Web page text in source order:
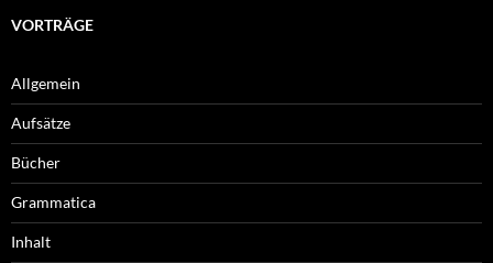
VORTRÄGE
Allgemein
Aufsätze
Bücher
Grammatica
Inhalt